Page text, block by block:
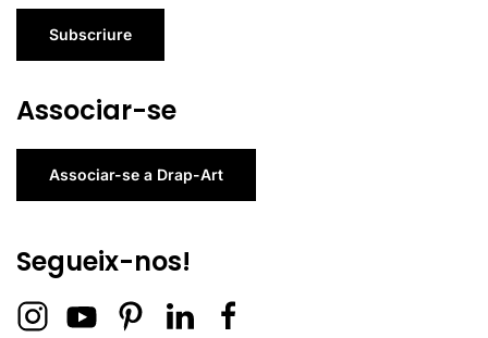
Subscriure
Associar-se
Associar-se a Drap-Art
Segueix-nos!